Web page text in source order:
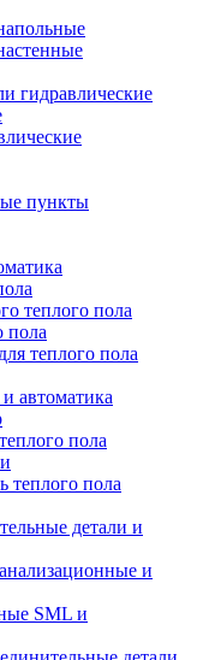
гидравлические
пункты
теплого пола
пола
теплого пола
автоматика
пола
теплого пола
детали и
и
SML и